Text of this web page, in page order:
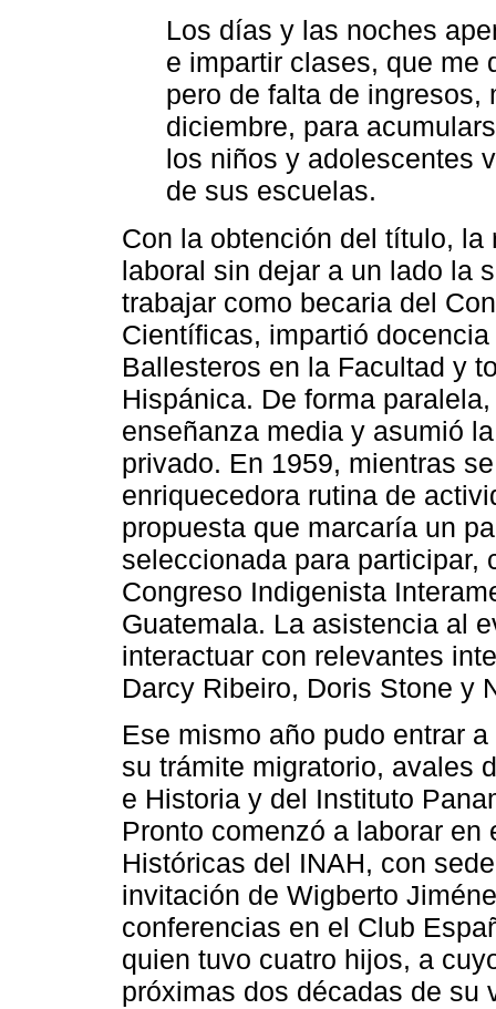
Los días y las noches
e impartir clases, que me
pero de falta de ingresos,
diciembre, para
los niños y adolescentes
de sus escuelas.
Con la obtención del título,
laboral sin dejar a un lado la
trabajar como becaria del
Científicas, impartió
Ballesteros en la Facultad y
Hispánica. De forma
enseñanza media y asumió
privado. En 1959, mientras
enriquecedora rutina de
propuesta que marcaría un
seleccionada para participar,
Congreso Indigenista
Guatemala. La asistencia al
interactuar con relevantes
Darcy Ribeiro, Doris Stone y
Ese mismo año pudo entrar
su trámite migratorio, avales
e Historia y del Instituto
Pronto comenzó a laborar
Históricas del INAH, con
invitación de Wigberto
conferencias en el Club
quien tuvo cuatro hijos, a
próximas dos décadas de su